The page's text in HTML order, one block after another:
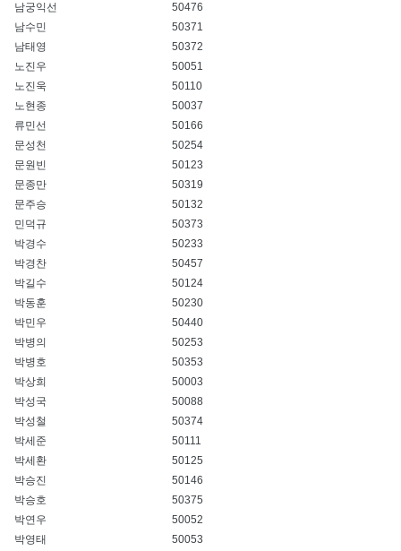
남궁익선
50476
남수민
50371
남태영
50372
노진우
50051
노진욱
50110
노현종
50037
류민선
50166
문성천
50254
문원빈
50123
문종만
50319
문주승
50132
민덕규
50373
박경수
50233
박경찬
50457
박길수
50124
박동훈
50230
박민우
50440
박병의
50253
박병호
50353
박상희
50003
박성국
50088
박성철
50374
박세준
50111
박세환
50125
박승진
50146
박승호
50375
박연우
50052
박영태
50053